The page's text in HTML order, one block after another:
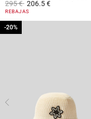
Price reduced from
295 €to206.5 €
3,2 out of 5 Customer Rating
REBAJAS
-20%
-20%